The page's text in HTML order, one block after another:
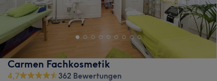
Carmen Fachkosmetik
4,7
362 Bewertungen